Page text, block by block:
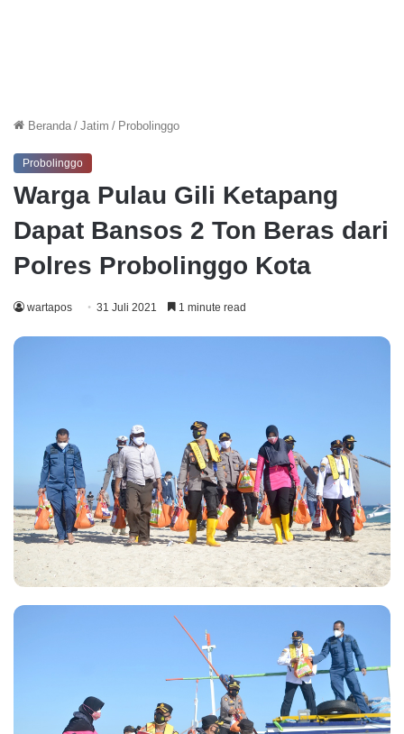
Beranda / Jatim / Probolinggo
Probolinggo
Warga Pulau Gili Ketapang
Dapat Bansos 2 Ton Beras dari
Polres Probolinggo Kota
wartapos 31 Juli 2021 1 minute read